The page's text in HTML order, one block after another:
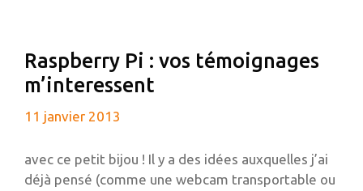
À
PARTIR
Raspberry Pi : vos témoignages
m’interessent
11 janvier 2013
avec ce petit bijou ! Il y a des idées auxquelles j’ai
déjà pensé (comme une webcam transportable ou